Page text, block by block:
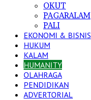
OKUT
PAGARALAM
PALI
EKONOMI & BISNIS
HUKUM
KALAM
HUMANITY
OLAHRAGA
PENDIDIKAN
ADVERTORIAL